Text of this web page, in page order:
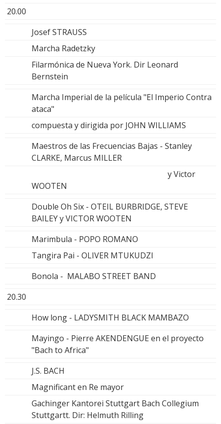
20.00
Josef STRAUSS
Marcha Radetzky
Filarmónica de Nueva York. Dir Leonard
Bernstein
Marcha Imperial de la película "El Imperio Contra
ataca"
compuesta y dirigida por JOHN WILLIAMS
Maestros de las Frecuencias Bajas - Stanley
CLARKE, Marcus MILLER
y Victor
WOOTEN
Double Oh Six - OTEIL BURBRIDGE, STEVE
BAILEY y VICTOR WOOTEN
Marimbula - POPO ROMANO
Tangira Pai - OLIVER MTUKUDZI
Bonola - MALABO STREET BAND
20.30
How long - LADYSMITH BLACK MAMBAZO
Mayingo - Pierre AKENDENGUE en el proyecto
"Bach to Africa"
J.S. BACH
Magnificant en Re mayor
Gachinger Kantorei Stuttgart Bach Collegium
Stuttgartt. Dir: Helmuth Rilling